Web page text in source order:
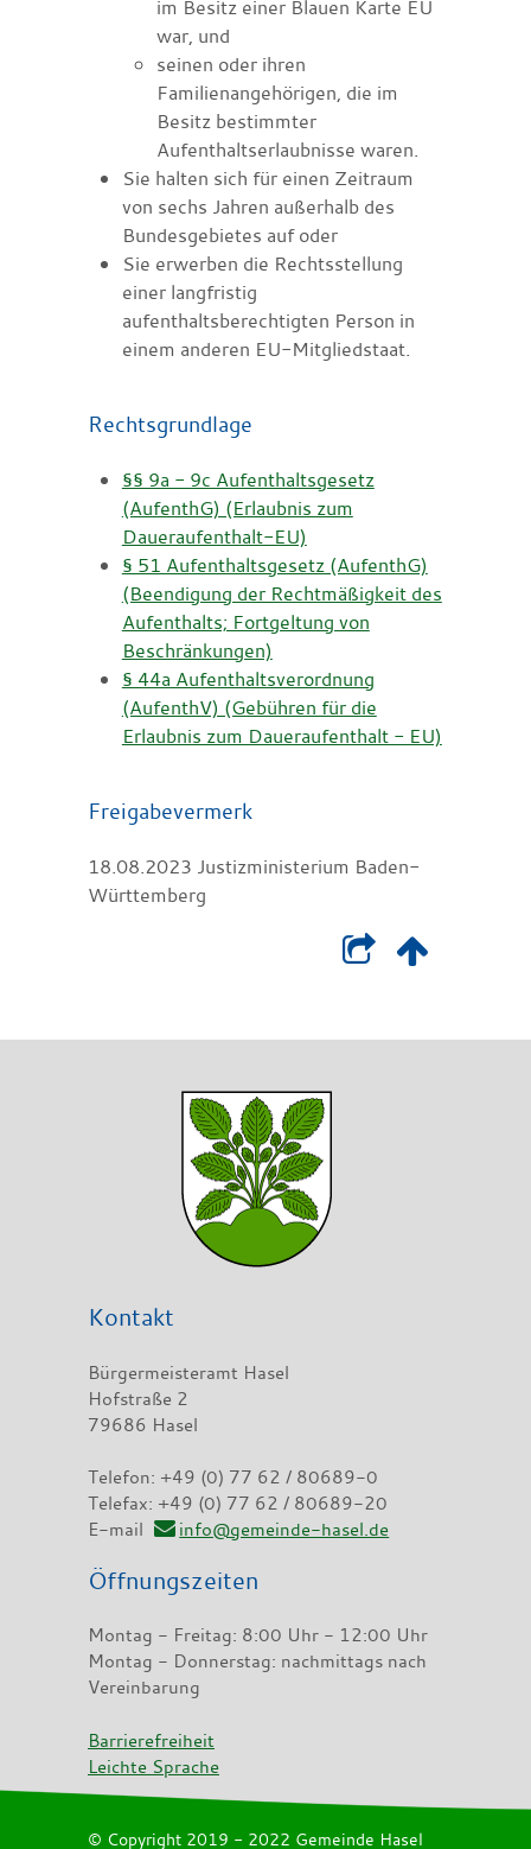
im Besitz einer Blauen Karte EU
war, und
seinen oder ihren
Familienangehörigen, die im
Besitz bestimmter
Aufenthaltserlaubnisse waren.
Sie halten sich für einen Zeitraum
von sechs Jahren außerhalb des
Bundesgebietes auf oder
Sie erwerben die Rechtsstellung
einer langfristig
aufenthaltsberechtigten Person in
einem anderen EU-Mitgliedstaat.
Rechtsgrundlage
§§ 9a - 9c Aufenthaltsgesetz
(AufenthG) (Erlaubnis zum
Daueraufenthalt-EU)
§ 51 Aufenthaltsgesetz (AufenthG)
(Beendigung der Rechtmäßigkeit des
Aufenthalts; Fortgeltung von
Beschränkungen)
§ 44a Aufenthaltsverordnung
(AufenthV) (Gebühren für die
Erlaubnis zum Daueraufenthalt - EU)
Freigabevermerk
18.08.2023 Justizministerium Baden-
Württemberg
Kontakt
Bürgermeisteramt Hasel
Hofstraße 2
79686 Hasel
Telefon: +49 (0) 77 62 / 80689-0
Telefax: +49 (0) 77 62 / 80689-20
E-mail
info@gemeinde-hasel.de
Öffnungszeiten
Montag - Freitag: 8:00 Uhr - 12:00 Uhr
Montag - Donnerstag: nachmittags nach
Vereinbarung
Barrierefreiheit
Leichte Sprache
© Copyright 2019 - 2022 Gemeinde Hasel